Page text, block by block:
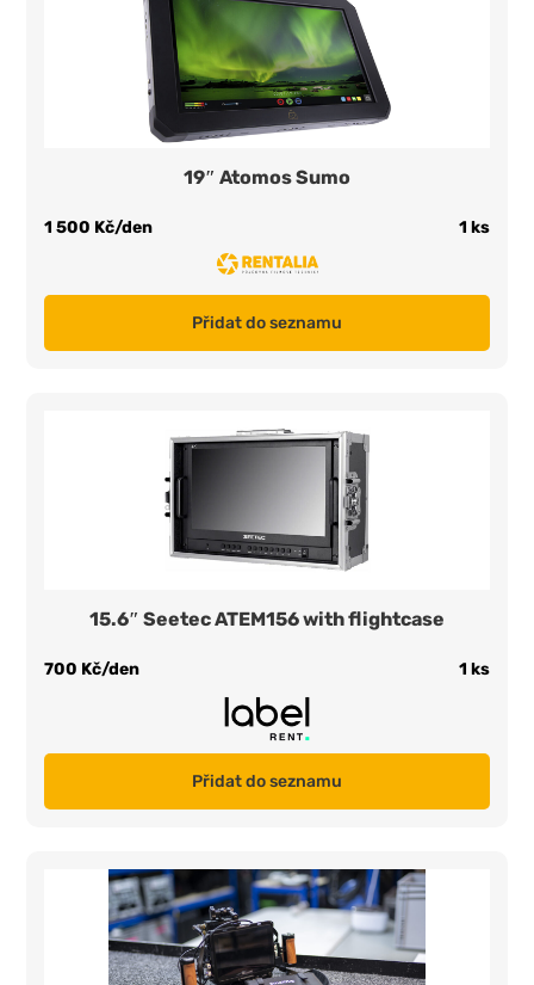
19″ Atomos Sumo
1 500 Kč/den 1 ks
Přidat do seznamu
15.6″ Seetec ATEM156 with flightcase
700 Kč/den 1 ks
Přidat do seznamu